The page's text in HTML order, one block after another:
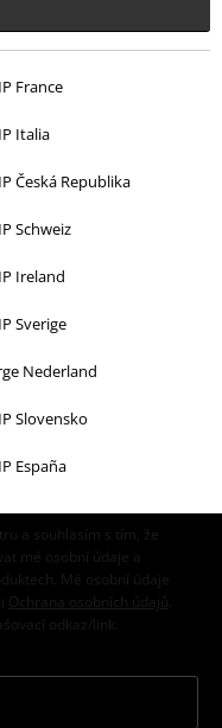
France
Italia
Česká Republika
Schweiz
Ireland
Sverige
Nederland
Slovensko
España
a souhlasím s tím, že
mé osobní údaje a
Mé osobní údaje
Ochrana osobních údajů
odkaz/link.